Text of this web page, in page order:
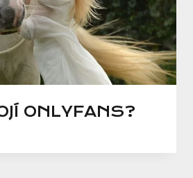
ONLYFANS?